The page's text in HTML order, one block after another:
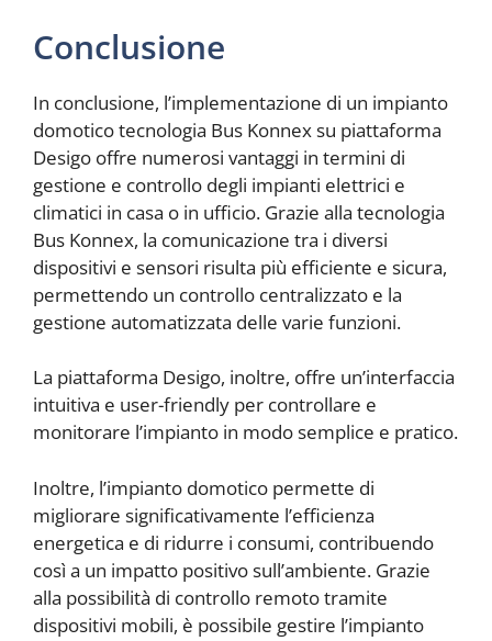
Conclusione
In conclusione, l’implementazione di un impianto
domotico tecnologia Bus Konnex su piattaforma
Desigo offre numerosi vantaggi in termini di
gestione e controllo degli impianti elettrici e
climatici in casa o in ufficio. Grazie alla tecnologia
Bus Konnex, la comunicazione tra i diversi
dispositivi e sensori risulta più efficiente e sicura,
permettendo un controllo centralizzato e la
gestione automatizzata delle varie funzioni.
La piattaforma Desigo, inoltre, offre un’interfaccia
intuitiva e user-friendly per controllare e
monitorare l’impianto in modo semplice e pratico.
Inoltre, l’impianto domotico permette di
migliorare significativamente l’efficienza
energetica e di ridurre i consumi, contribuendo
così a un impatto positivo sull’ambiente. Grazie
alla possibilità di controllo remoto tramite
dispositivi mobili, è possibile gestire l’impianto